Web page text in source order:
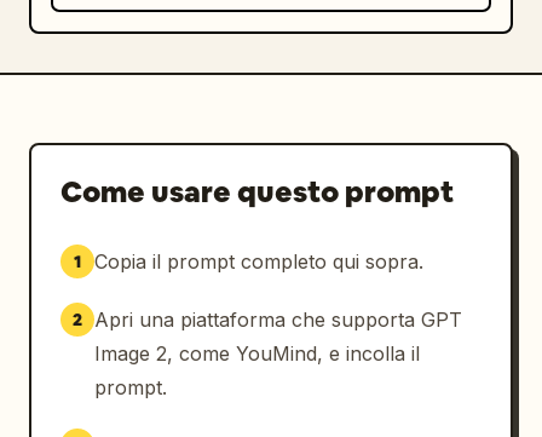
Come usare questo prompt
1 Copia il prompt completo qui sopra.
2
Apri una piattaforma che supporta GPT
Image 2, come YouMind, e incolla il
prompt.